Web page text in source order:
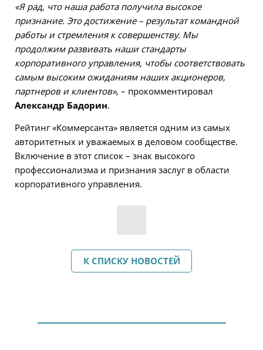
«Я рад, что наша работа получила высокое
признание. Это достижение – результат командной
работы и стремления к совершенству. Мы
продолжим развивать наши стандарты
корпоративного управления, чтобы соответствовать
самым высоким ожиданиям наших акционеров,
партнеров и клиентов», – прокомментировал
Александр Бадорин.
Рейтинг «Коммерсанта» является одним из самых
авторитетных и уважаемых в деловом сообществе.
Включение в этот список – знак высокого
профессионализма и признания заслуг в области
корпоративного управления.
К СПИСКУ НОВОСТЕЙ